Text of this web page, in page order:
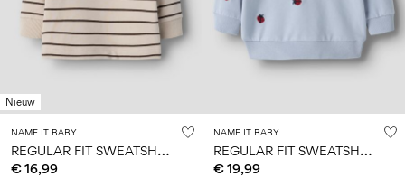
Nieuw
NAME IT BABY
R
EGULAR FIT SWEATSHIRT
€ 16,99
NAME IT BABY
R
EGULAR FIT SWEATSHIRT
€ 19,99